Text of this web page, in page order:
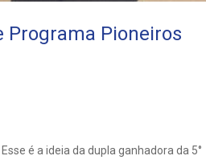
Pioneiros
é a ideia da dupla ganhadora da 5°